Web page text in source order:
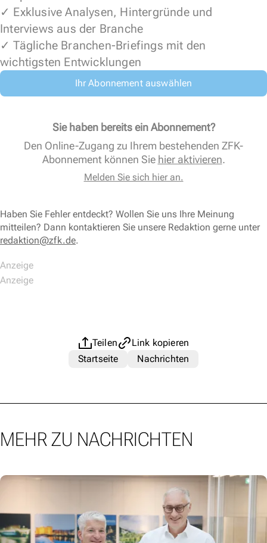
✓ Exklusive Analysen, Hintergründe und
Interviews aus der Branche
✓ Tägliche Branchen-Briefings mit den
wichtigsten Entwicklungen
Ihr Abonnement auswählen
Sie haben bereits ein Abonnement?
Den Online-Zugang zu Ihrem bestehenden ZFK-
Abonnement können Sie hier aktivieren.
Melden Sie sich hier an.
Haben Sie Fehler entdeckt? Wollen Sie uns Ihre Meinung
mitteilen? Dann kontaktieren Sie unsere Redaktion gerne unter
redaktion@zfk.de.
Teilen
Link kopieren
Startseite
Nachrichten
MEHR ZU NACHRICHTEN